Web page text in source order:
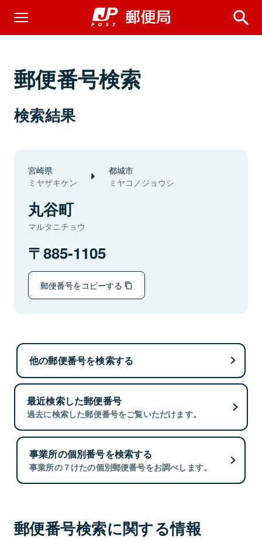
郵便番号検索
検索結果
宮崎県
ミヤザキケン
都城市
ミヤコノジョウシ
丸谷町
マルタニチョウ
885-1105
郵便番号をコピーする
他の郵便番号を検索する
最近検索した郵便番号
過去に検索した郵便番号をご覧いただけます。
事業所の個別番号を検索する
事業所の７けたの個別郵便番号をお調べします。
郵便番号検索に関する情報